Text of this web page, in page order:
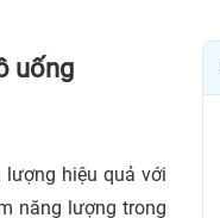
uống
lượng hiệu quả với
năng lượng trong